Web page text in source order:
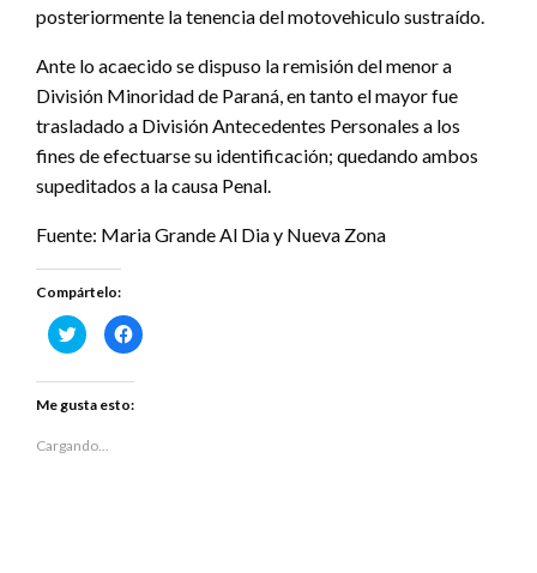
posteriormente la tenencia del motovehiculo sustraído.
Ante lo acaecido se dispuso la remisión del menor a
División Minoridad de Paraná, en tanto el mayor fue
trasladado a División Antecedentes Personales a los
fines de efectuarse su identificación; quedando ambos
supeditados a la causa Penal.
Fuente: Maria Grande Al Dia y Nueva Zona
Compártelo:
Haz
clic
en
Twitter
(Se
en
Haz
clic
Me gusta esto:
Cargando...